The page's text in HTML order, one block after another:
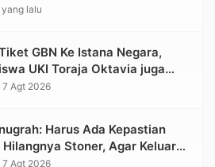
yang lalu
GBN Ke Istana Negara,
UKI Toraja Oktavia juga
Pekan Seni Mahasiswa
7 Agt 2026
Harus Ada Kepastian
Stoner, Agar Keluarga
dalam Trauma dan
7 Agt 2026